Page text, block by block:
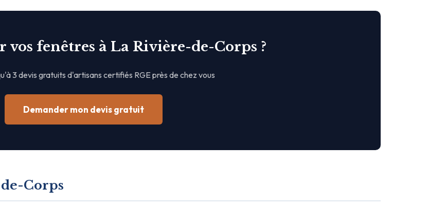
vos fenêtres à La Rivière-de-Corps ?
3 devis gratuits d'artisans certifiés RGE près de chez vous
Demander mon devis gratuit
Corps